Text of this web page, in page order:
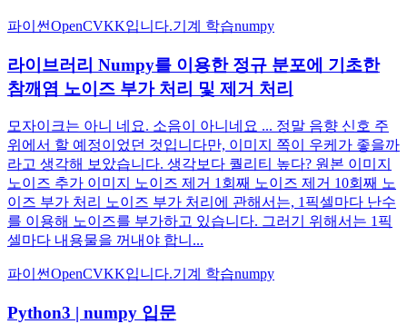
파이썬OpenCVKK입니다.기계 학습numpy
라이브러리 Numpy를 이용한 정규 분포에 기초한
참깨염 노이즈 부가 처리 및 제거 처리
모자이크는 아니 네요. 소음이 아니네요 ... 정말 음향 신호 주
위에서 할 예정이었던 것입니다만, 이미지 쪽이 우케가 좋을까
라고 생각해 보았습니다. 생각보다 퀄리티 높다? 원본 이미지
노이즈 추가 이미지 노이즈 제거 1회째 노이즈 제거 10회째 노
이즈 부가 처리 노이즈 부가 처리에 관해서는, 1픽셀마다 난수
를 이용해 노이즈를 부가하고 있습니다. 그러기 위해서는 1픽
셀마다 내용물을 꺼내야 합니...
파이썬OpenCVKK입니다.기계 학습numpy
Python3 | numpy 입문